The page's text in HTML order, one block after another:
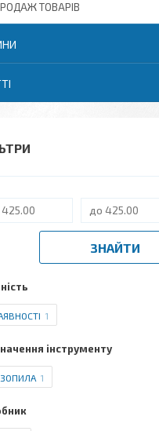
ТОВАРІВ
ЗНАЙТИ
1
інструменту
1